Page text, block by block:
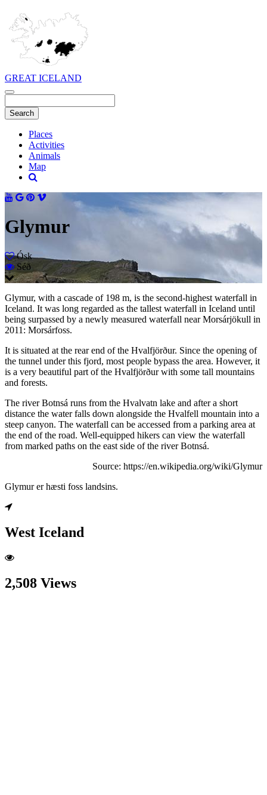
GREAT ICELAND
Places
Activities
Animals
Map
Glymur
Ósk
Séð
Glymur, with a cascade of 198 m, is the second-highest waterfall in
Iceland. It was long regarded as the tallest waterfall in Iceland until
being surpassed by a newly measured waterfall near Morsárjökull in
2011: Morsárfoss.
It is situated at the rear end of the Hvalfjörður. Since the opening of
the tunnel under this fjord, most people bypass the area. However, it
is a very beautiful part of the Hvalfjörður with some tall mountains
and forests.
The river Botnsá runs from the Hvalvatn lake and after a short
distance the water falls down alongside the Hvalfell mountain into a
steep canyon. The waterfall can be accessed from a parking area at
the end of the road. Well-equipped hikers can view the waterfall
from marked paths on the east side of the river Botnsá.
Source: https://en.wikipedia.org/wiki/Glymur
Glymur er hæsti foss landsins.
West Iceland
2,508 Views